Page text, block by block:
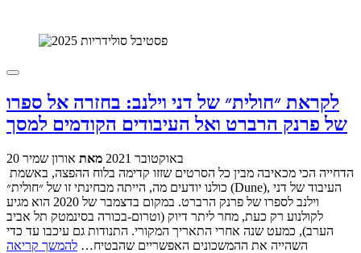
לקראת ״חולית״ של דני וילנב: בחזרה אל ספרו
של פרנק הרברט ואל העיבודים הקודמים למסך
20 באוקטובר 2021 מאת אורון שמיר
כולנו יודעים מה, הייתה מבחינתי זו של ״חולית״ (Dune), העיבוד של דני
וילנב לספרו של פרנק הרברט. במקום בדצמבר של 2020 הוא מגיע
לקולנוע רק כעת, מחר ליתר דיוק (וטרום-בכורה בסינמטק תל אביב
הערב), כמעט שנה אחרי התאריך המקורי. התנודות גם עיכבו עד כדי
השהייה את ההמשכונים האפשריים שהבטיח… להמשך קריאה